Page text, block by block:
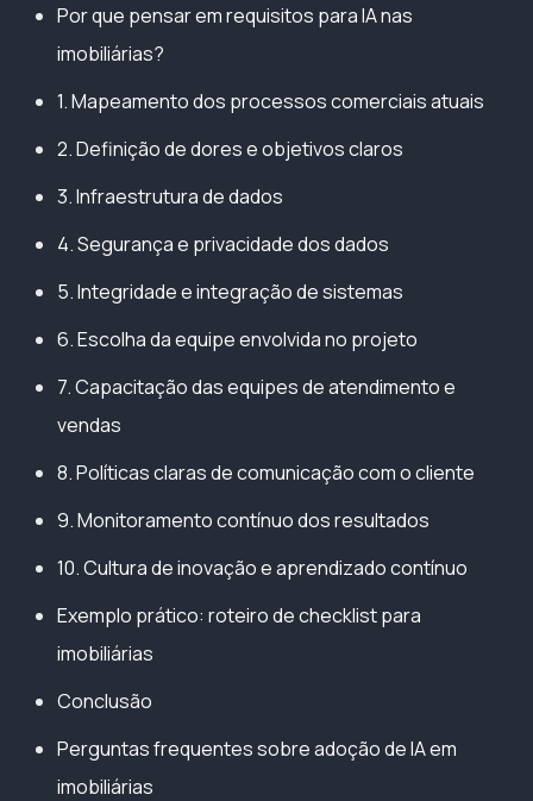
Por que pensar em requisitos para IA nas
imobiliárias?
1. Mapeamento dos processos comerciais atuais
2. Definição de dores e objetivos claros
3. Infraestrutura de dados
4. Segurança e privacidade dos dados
5. Integridade e integração de sistemas
6. Escolha da equipe envolvida no projeto
7. Capacitação das equipes de atendimento e
vendas
8. Políticas claras de comunicação com o cliente
9. Monitoramento contínuo dos resultados
10. Cultura de inovação e aprendizado contínuo
Exemplo prático: roteiro de checklist para
imobiliárias
Conclusão
Perguntas frequentes sobre adoção de IA em
imobiliárias